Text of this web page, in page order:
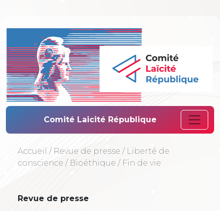
Comité Laïcité
Comité Laicité République
Accueil / Revue de presse / Liberté de
conscience / Bioéthique / Fin de vie
Revue de presse